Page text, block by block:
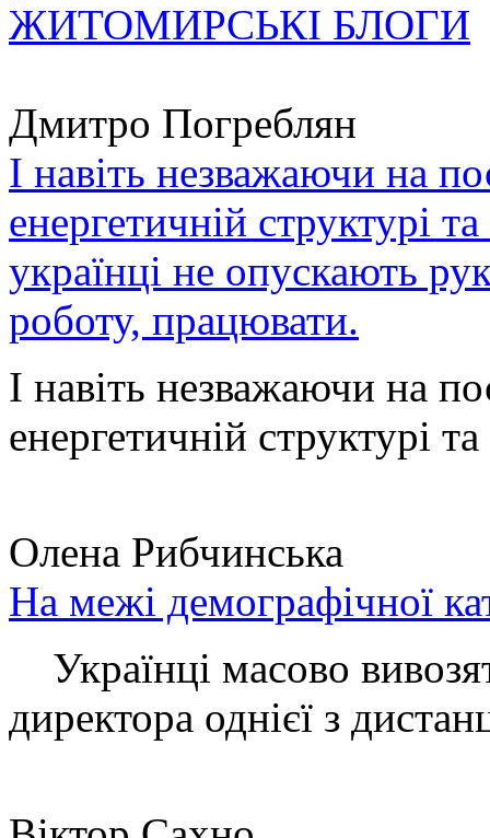
ЖИТОМИРСЬКІ БЛОГИ
Дмитро Погреблян
І навіть незважаючи на
енергетичній структурі
українці не опускають
роботу, працювати.
І навіть незважаючи на
енергетичній структурі
Олена Рибчинська
На межі демографічної
Українці масово
директора однієї з